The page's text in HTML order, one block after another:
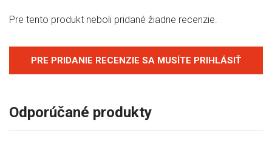
Pre tento produkt neboli pridané žiadne recenzie.
PRE PRIDANIE RECENZIE SA MUSÍTE PRIHLÁSIŤ
Odporúčané produkty